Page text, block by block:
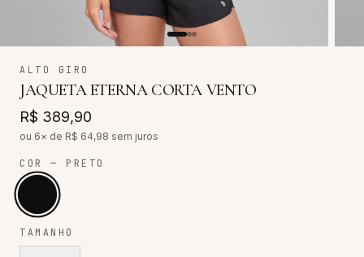
ALTO GIRO
JAQUETA ETERNA CORTA VENTO
R$ 389,90
ou 6× de R$ 64,98 sem juros
COR — PRETO
TAMANHO